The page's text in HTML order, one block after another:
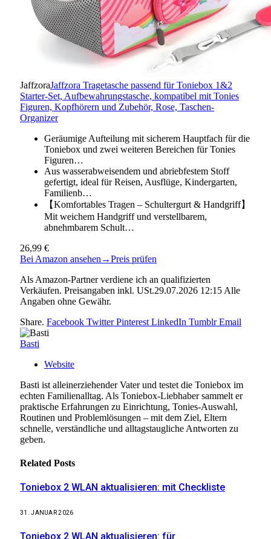
JaffzoraJaffzora Tragetasche passend für Toniebox 1&2
Starter-Set, Aufbewahrungstasche, kompatibel mit Tonies
Figuren, Kopfhörern und Zubehör, Rose, Taschen-
Organizer
Geräumige Aufteilung mit sicherem Hauptfach für die
Toniebox und zwei weiteren Bereichen für Tonies
Figuren…
Aus wasserabweisendem und abriebfestem Stoff
gefertigt, ideal für Reisen, Ausflüge, Kindergarten,
Familienb…
【Komfortables Tragen – Schultergurt & Handgriff】
Mit weichem Handgriff und verstellbarem,
abnehmbarem Schult…
26,99 €
Bei Amazon ansehen →Preis prüfen
Als Amazon-Partner verdiene ich an qualifizierten
Verkäufen. Preisangaben inkl. USt.29.07.2026 12:15 Alle
Angaben ohne Gewähr.
Share. Facebook Twitter Pinterest LinkedIn Tumblr Email
Basti
Website
Basti ist alleinerziehender Vater und testet die Toniebox im
echten Familienalltag. Als Toniebox-Liebhaber sammelt er
praktische Erfahrungen zu Einrichtung, Tonies-Auswahl,
Routinen und Problemlösungen – mit dem Ziel, Eltern
schnelle, verständliche und alltagstaugliche Antworten zu
geben.
Related Posts
Toniebox 2 WLAN aktualisieren: mit Checkliste
31. JANUAR 2026
Toniebox 2 WLAN aktualisieren: für